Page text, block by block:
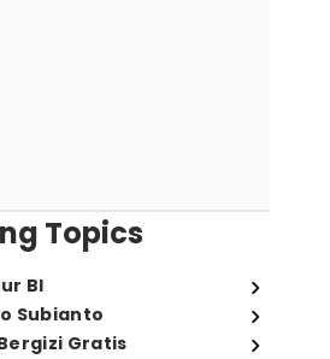
Topics
BI
Subianto
Gratis